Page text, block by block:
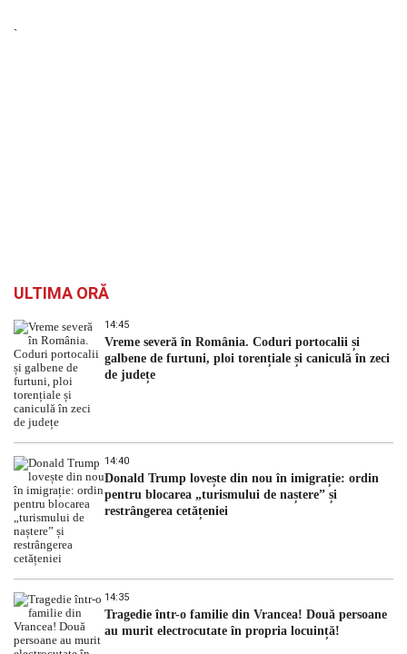
`
ULTIMA ORĂ
14:45
Vreme severă în România. Coduri portocalii și
galbene de furtuni, ploi torențiale și caniculă în zeci
de județe
14:40
Donald Trump lovește din nou în imigrație: ordin
pentru blocarea „turismului de naștere” și
restrângerea cetățeniei
14:35
Tragedie într-o familie din Vrancea! Două persoane
au murit electrocutate în propria locuință!